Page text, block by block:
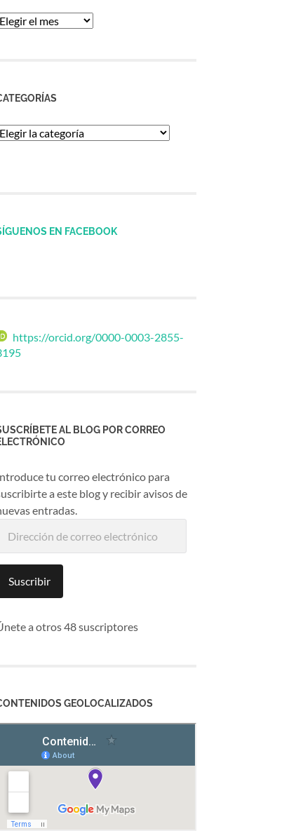
Archivos
Categorías
EN FACEBOOK
https://orcid.org/0000-0003-2855-
AL BLOG POR CORREO
tu correo electrónico para
a este blog y recibir avisos de
entradas.
electrónico
Suscribir
a otros 48 suscriptores
GEOLOCALIZADOS